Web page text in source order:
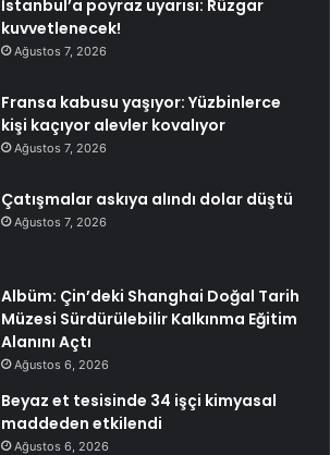
İstanbul’a poyraz uyarısı: Rüzgar
kuvvetlenecek!
Ağustos 7, 2026
Fransa kabusu yaşıyor: Yüzbinlerce
kişi kaçıyor alevler kovalıyor
Ağustos 7, 2026
Çatışmalar askıya alındı dolar düştü
Ağustos 7, 2026
Albüm: Çin’deki Shanghai Doğal Tarih
Müzesi Sürdürülebilir Kalkınma Eğitim
Alanını Açtı
Ağustos 6, 2026
Beyaz et tesisinde 34 işçi kimyasal
maddeden etkilendi
Ağustos 6, 2026